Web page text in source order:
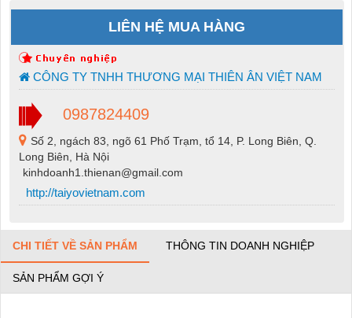
LIÊN HỆ MUA HÀNG
CÔNG TY TNHH THƯƠNG MẠI THIÊN ÂN VIỆT NAM
0987824409
Số 2, ngách 83, ngõ 61 Phố Trạm, tổ 14, P. Long Biên, Q.
Long Biên, Hà Nội
kinhdoanh1.thienan@gmail.com
http://taiyovietnam.com
CHI TIẾT VỀ SẢN PHẨM THÔNG TIN DOANH NGHIỆP
SẢN PHẨM GỢI Ý